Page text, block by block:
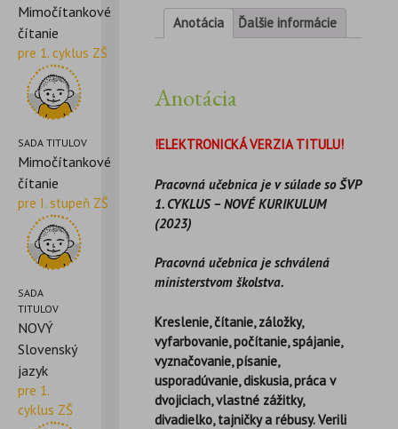
Mimočítankové
čítanie
pre 1. cyklus ZŠ
SADA TITULOV
Mimočítankové
čítanie
pre I. stupeň ZŠ
SADA
TITULOV
NOVÝ
Slovenský
jazyk
pre 1.
cyklus ZŠ
Anotácia Ďalšie informácie
Anotácia
!ELEKTRONICKÁ VERZIA TITULU!
Pracovná učebnica je v súlade so ŠVP
1. CYKLUS – NOVÉ KURIKULUM
(2023)
Pracovná učebnica je schválená
ministerstvom školstva.
Kreslenie, čítanie, záložky,
vyfarbovanie, počítanie, spájanie,
vyznačovanie, písanie,
usporadúvanie, diskusia, práca v
dvojiciach, vlastné zážitky,
divadielko, tajničky a rébusy. Verili